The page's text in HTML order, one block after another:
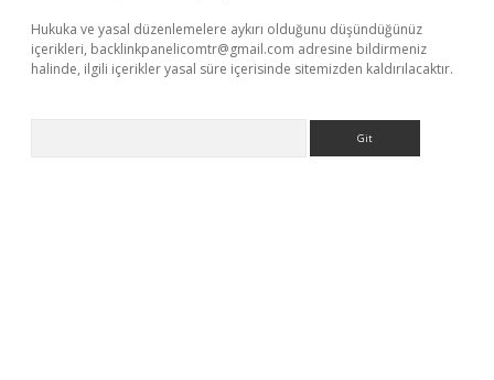
Hukuka ve yasal düzenlemelere aykırı olduğunu düşündüğünüz
içerikleri, backlinkpanelicomtr@gmail.com adresine bildirmeniz
halinde, ilgili içerikler yasal süre içerisinde sitemizden kaldırılacaktır.